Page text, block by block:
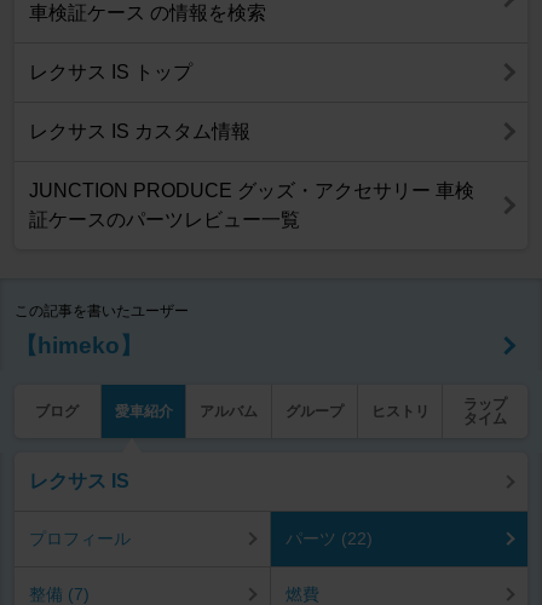
車検証ケース の情報を検索
レクサス IS トップ
レクサス IS カスタム情報
JUNCTION PRODUCE グッズ・アクセサリー 車検
証ケースのパーツレビュー一覧
この記事を書いたユーザー
【himeko】
ブログ 愛車紹介 アルバム グループ ヒストリ
ラップ
タイム
レクサス IS
プロフィール パーツ (22)
整備 (7) 燃費